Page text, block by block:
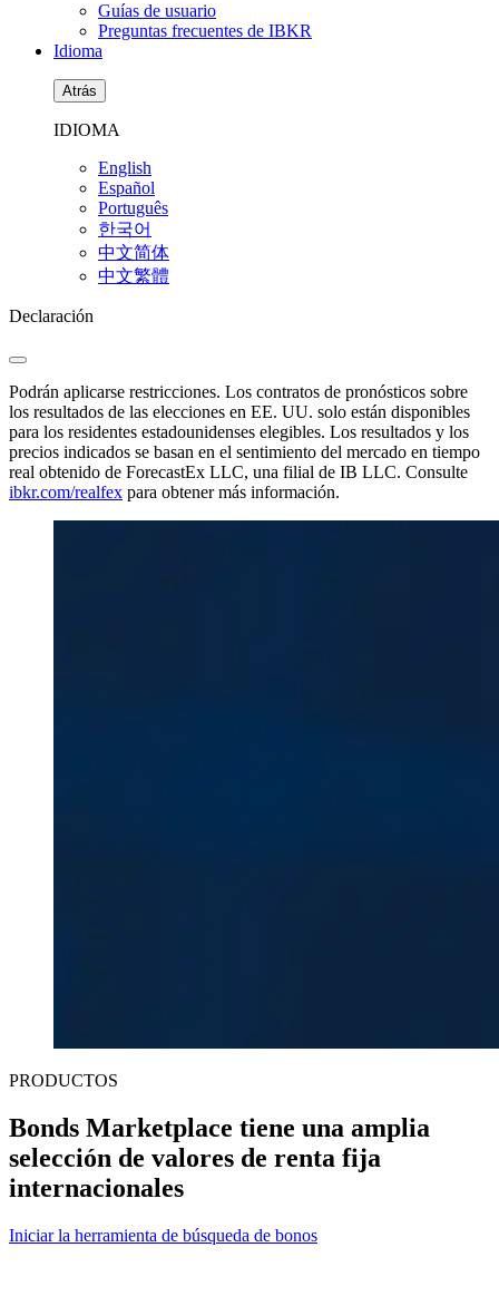
Guías de usuario
Preguntas frecuentes de IBKR
Idioma
Atrás
IDIOMA
English
Español
Português
한국어
中文简体
中文繁體
Declaración
Podrán aplicarse restricciones. Los contratos de pronósticos sobre
los resultados de las elecciones en EE. UU. solo están disponibles
para los residentes estadounidenses elegibles. Los resultados y los
precios indicados se basan en el sentimiento del mercado en tiempo
real obtenido de ForecastEx LLC, una filial de IB LLC. Consulte
ibkr.com/realfex para obtener más información.
PRODUCTOS
Bonds Marketplace tiene una amplia
selección de valores de renta fija
internacionales
Iniciar la herramienta de búsqueda de bonos